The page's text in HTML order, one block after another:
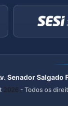
Senador
2026 - Todos os